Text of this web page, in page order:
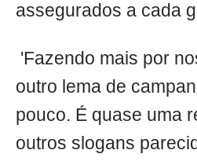
assegurados a cada
'Fazendo mais por
outro lema de
pouco. É quase uma
outros slogans